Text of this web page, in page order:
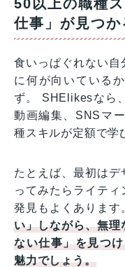
50以上の職種
仕事」が見つか
食いっぱぐれない自
に何が向いている
ず。 SHElikesなら
動画編集、SNSマ
種スキルが定額で学
たとえば、最初は
ってみたらライティ
発見もよくあります
い」しながら、無
ない仕事」を見つ
魅力でしょう。